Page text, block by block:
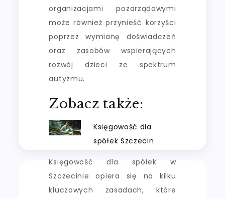
organizacjami pozarządowymi
może również przynieść korzyści
poprzez wymianę doświadczeń
oraz zasobów wspierających
rozwój dzieci ze spektrum
autyzmu.
Zobacz także:
Księgowość dla
spółek Szczecin
Księgowość dla spółek w
Szczecinie opiera się na kilku
kluczowych zasadach, które